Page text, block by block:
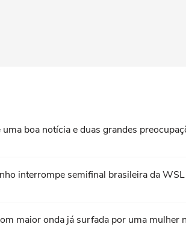
boa notícia e duas grandes
interrompe semifinal brasileira da
maior onda já surfada por uma mulher